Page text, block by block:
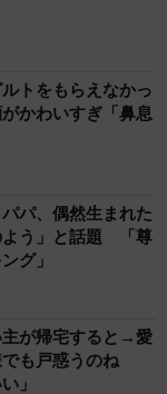
トをもらえなかっ
かわいすぎ「鼻息
パ、偶然生まれた
よう」と話題 「尊
グ」
主が帰宅すると→愛
も戸惑うのね
」